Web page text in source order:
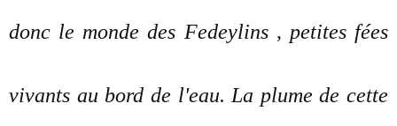
donc le monde des Fedeylins , petites fées
vivants au bord de l'eau. La plume de cette